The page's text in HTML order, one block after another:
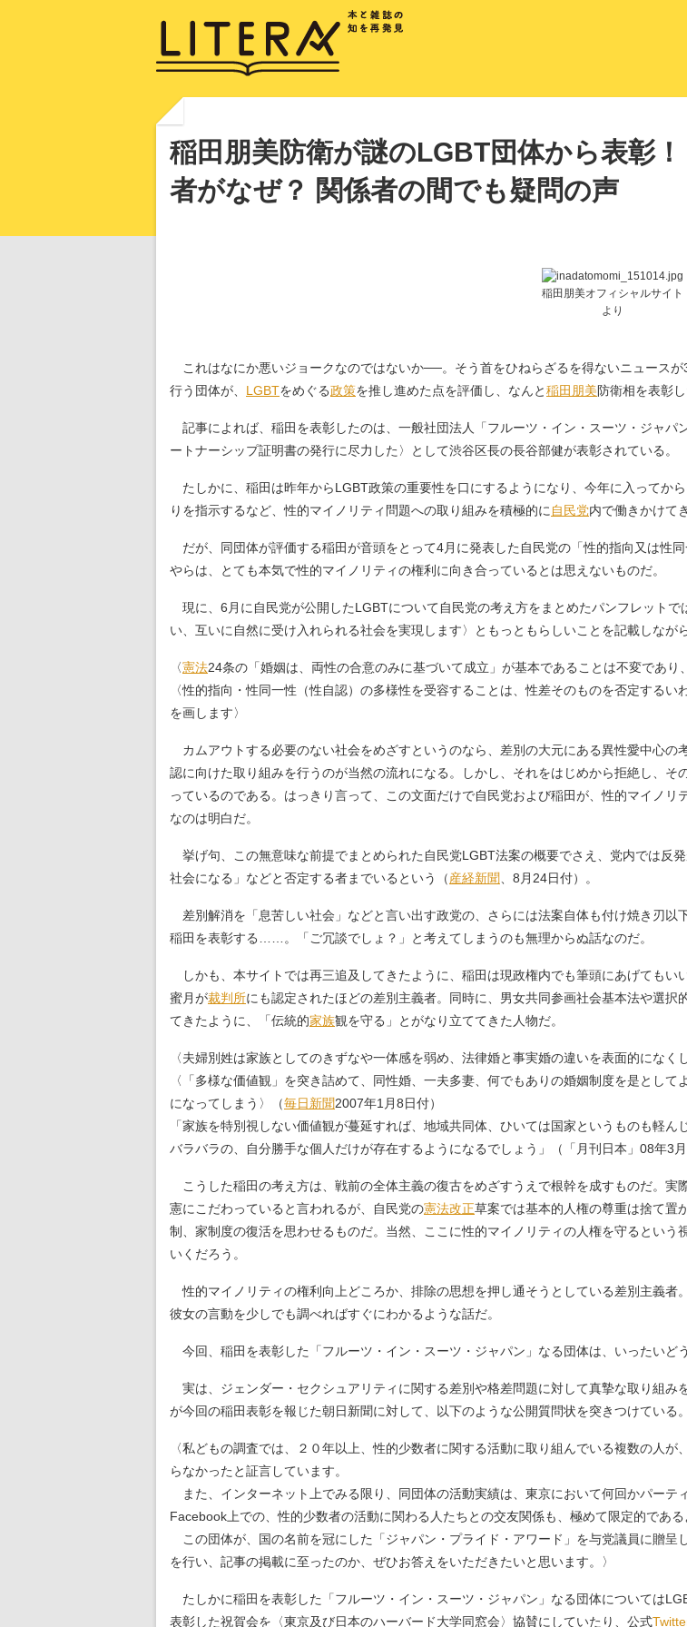
稲田朋美防衛が謎のLGBT団体から表彰
者がなぜ？ 関係者の間でも疑問の声
稲田朋美オフィシャルサイト
より
これはなにか悪いジョークなのではないか──。そう首をひねらざるを得ないニュースが
行う団体が、 LGBTをめぐる政策を推し進めた点を評価し、なんと稲田朋美防衛相を表彰
記事によれば、稲田を表彰したのは、一般社団法人「フルーツ・イン・スーツ・ジャ
ートナーシップ証明書の発行に尽力した〉として渋谷区長の長谷部健が表彰されている。
たしかに、稲田は昨年からLGBT政策の重要性を口にするようになり、今年に入ってか
りを指示するなど、性的マイノリティ問題への取り組みを積極的に 自民党内で働きかけて
だが、同団体が評価する稲田が音頭をとって4月に発表した自民党の「性的指向又は性
やらは、とても本気で性的マイノリティの権利に向き合っているとは思えないものだ。
現に、6月に自民党が公開したLGBTについて自民党の考え方をまとめたパンフレット
い、互いに自然に受け入れられる社会を実現します〉ともっともらしいことを記載しなが
〈憲法24条の「婚姻は、両性の合意のみに基づいて成立」が基本であることは不変であり
〈性的指向・性同一性（性自認）の多様性を受容することは、性差そのものを否定するい
を画します〉
カムアウトする必要のない社会をめざすというのなら、差別の大元にある異性愛中心の
認に向けた取り組みを行うのが当然の流れになる。しかし、それをはじめから拒絶し、
っているのである。はっきり言って、この文面だけで自民党および稲田が、性的マイノ
なのは明白だ。
挙げ句、この無意味な前提でまとめられた自民党LGBT法案の概要でさえ、党内では反
社会になる」などと否定する者までいるという（産経新聞 、8月24日付）。
差別解消を「息苦しい社会」などと言い出す政党の、さらには法案自体も付け焼き刃以
稲田を表彰する……。「ご冗談でしょ？」と考えてしまうのも無理からぬ話なのだ。
しかも、本サイトでは再三追及してきたように、稲田は現政権内でも筆頭にあげてもい
蜜月が裁判所にも認定されたほどの差別主義者。同時に、男女共同参画社会基本法や選択
てきたように、「伝統的家族観を守る」とがなり立ててきた人物だ。
〈夫婦別姓は家族としてのきずなや一体感を弱め、法律婚と事実婚の違いを表面的にな
〈「多様な価値観」を突き詰めて、同性婚、一夫多妻、何でもありの婚姻制度を是とし
になってしまう〉（毎日新聞2007年1月8日付）
「家族を特別視しない価値観が蔓延すれば、地域共同体、ひいては国家というものも軽
バラバラの、自分勝手な個人だけが存在するようになるでしょう」（「月刊日本」08年3
こうした稲田の考え方は、戦前の全体主義の復古をめざすうえで根幹を成すものだ。実際
憲にこだわっていると言われるが、自民党の憲法改正草案では基本的人権の尊重は捨て置
制、家制度の復活を思わせるものだ。当然、ここに性的マイノリティの人権を守るとい
いくだろう。
性的マイノリティの権利向上どころか、排除の思想を押し通そうとしている差別主義者
彼女の言動を少しでも調べればすぐにわかるような話だ。
今回、稲田を表彰した「フルーツ・イン・スーツ・ジャパン」なる団体は、いったいど
実は、ジェンダー・セクシュアリティに関する差別や格差問題に対して真摯な取り組み
が今回の稲田表彰を報じた朝日新聞に対して、以下のような公開質問状を突きつけている。
〈私どもの調査では、２０年以上、性的少数者に関する活動に取り組んでいる複数の人
らなかったと証言しています。
また、インターネット上でみる限り、同団体の活動実績は、東京において何回かパー
Facebook上での、性的少数者の活動に関わる人たちとの交友関係も、極めて限定的である
この団体が、国の名前を冠にした「ジャパン・プライド・アワード」を与党議員に贈呈
を行い、記事の掲載に至ったのか、ぜひお答えをいただきたいと思います。〉
たしかに稲田を表彰した「フルーツ・イン・スーツ・ジャパン」なる団体については
表彰した祝賀会を〈東京及び日本のハーバード大学同窓会〉協賛にしていたり、公式